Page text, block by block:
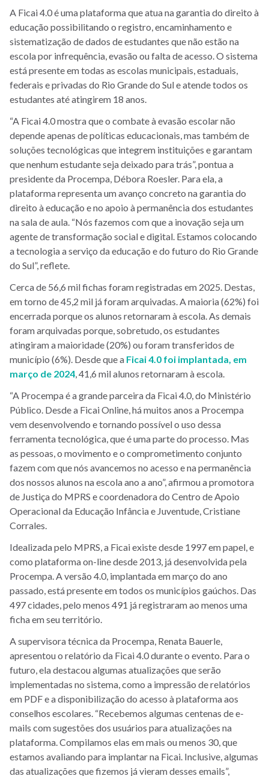
A Ficai 4.0 é uma plataforma que atua na garantia do direito à
educação possibilitando o registro, encaminhamento e
sistematização de dados de estudantes que não estão na
escola por infrequência, evasão ou falta de acesso. O sistema
está presente em todas as escolas municipais, estaduais,
federais e privadas do Rio Grande do Sul e atende todos os
estudantes até atingirem 18 anos.
“A Ficai 4.0 mostra que o combate à evasão escolar não
depende apenas de políticas educacionais, mas também de
soluções tecnológicas que integrem instituições e garantam
que nenhum estudante seja deixado para trás”, pontua a
presidente da Procempa, Débora Roesler. Para ela, a
plataforma representa um avanço concreto na garantia do
direito à educação e no apoio à permanência dos estudantes
na sala de aula. “Nós fazemos com que a inovação seja um
agente de transformação social e digital. Estamos colocando
a tecnologia a serviço da educação e do futuro do Rio Grande
do Sul”, reflete.
Cerca de 56,6 mil fichas foram registradas em 2025. Destas,
em torno de 45,2 mil já foram arquivadas. A maioria (62%) foi
encerrada porque os alunos retornaram à escola. As demais
foram arquivadas porque, sobretudo, os estudantes
atingiram a maioridade (20%) ou foram transferidos de
município (6%). Desde que a Ficai 4.0 foi implantada, em
março de 2024, 41,6 mil alunos retornaram à escola.
“A Procempa é a grande parceira da Ficai 4.0, do Ministério
Público. Desde a Ficai Online, há muitos anos a Procempa
vem desenvolvendo e tornando possível o uso dessa
ferramenta tecnológica, que é uma parte do processo. Mas
as pessoas, o movimento e o comprometimento conjunto
fazem com que nós avancemos no acesso e na permanência
dos nossos alunos na escola ano a ano”, afirmou a promotora
de Justiça do MPRS e coordenadora do Centro de Apoio
Operacional da Educação Infância e Juventude, Cristiane
Corrales.
Idealizada pelo MPRS, a Ficai existe desde 1997 em papel, e
como plataforma on-line desde 2013, já desenvolvida pela
Procempa. A versão 4.0, implantada em março do ano
passado, está presente em todos os municípios gaúchos. Das
497 cidades, pelo menos 491 já registraram ao menos uma
ficha em seu território.
A supervisora técnica da Procempa, Renata Bauerle,
apresentou o relatório da Ficai 4.0 durante o evento. Para o
futuro, ela destacou algumas atualizações que serão
implementadas no sistema, como a impressão de relatórios
em PDF e a disponibilização do acesso à plataforma aos
conselhos escolares. “Recebemos algumas centenas de e-
mails com sugestões dos usuários para atualizações na
plataforma. Compilamos elas em mais ou menos 30, que
estamos avaliando para implantar na Ficai. Inclusive, algumas
das atualizações que fizemos já vieram desses emails”,